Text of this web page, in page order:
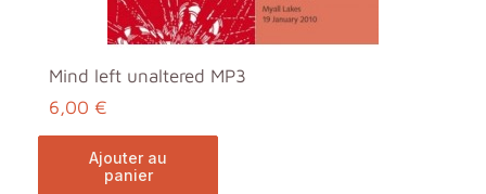
Mind left unaltered MP3
6,00 €
ajouter au
panier